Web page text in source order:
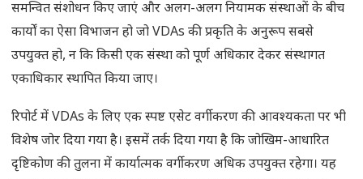
समन्वित संशोधन किए जाएं और अलग-अलग नियामक संस्थाओं के बीच
कार्यों का ऐसा विभाजन हो जो VDAs की प्रकृति के अनुरूप सबसे
उपयुक्त हो, न कि किसी एक संस्था को पूर्ण अधिकार देकर संस्थागत
एकाधिकार स्थापित किया जाए।
रिपोर्ट में VDAs के लिए एक स्पष्ट एसेट वर्गीकरण की आवश्यकता पर भी
विशेष जोर दिया गया है। इसमें तर्क दिया गया है कि जोखिम-आधारित
दृष्टिकोण की तुलना में कार्यात्मक वर्गीकरण अधिक उपयुक्त रहेगा। यह